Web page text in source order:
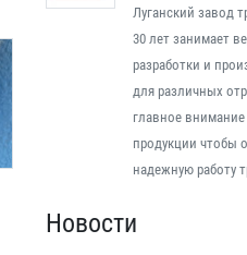
Луганский завод
30 лет занимает
разработки и
для различных
главное
продукции чтобы
надежную работу
Новости